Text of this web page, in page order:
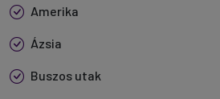
Amerika
Ázsia
Buszos utak